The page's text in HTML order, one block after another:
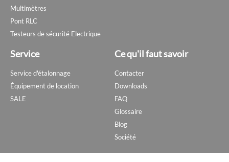
Multimètres
Pont RLC
Testeurs de sécurité Electrique
Service
Service d'étalonnage
Équipement de location
SALE
Ce qu'il faut savoir
Contacter
Downloads
FAQ
Glossaire
Blog
Société